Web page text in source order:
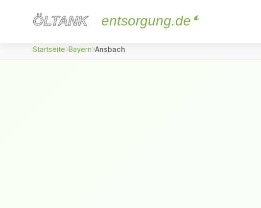
ÖLTANK
ÖLTANK entsorgung.de
Startseite Bayern Ansbach